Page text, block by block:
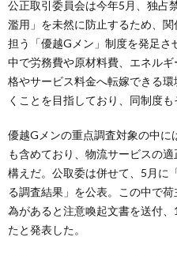
公正取引委員会は今年5月、独占
濫用」を未然に防止するため、
担う「優越Gメン」制度を発足
中で労務費や原材料費、エネル
格やサービス料金へ転嫁できる
くことを目指しており、同制度も
優越Gメンの重点調査対象の中に
も含めており、物流サービスの
構えだ。公取委は併せて、5月に
る調査結果」を公表。この中で
為があると注意喚起文書を送付
たと発表した。